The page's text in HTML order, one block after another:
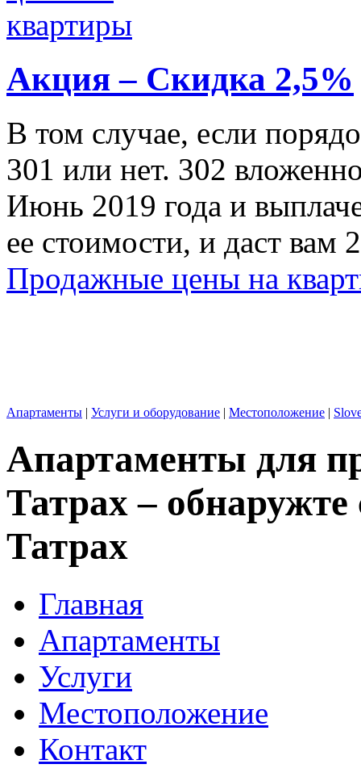
Акция – Скидка 2,5%
В том случае, если
301 или нет. 302
Июнь 2019 года и
ее стоимости, и даст вам
Продажные цены на
Апартаменты | Услуги и оборудование | Местоположение |
Апартаменты для
Татрах –
Татрах
Главная
Апартаменты
Услуги
Местоположение
Контакт